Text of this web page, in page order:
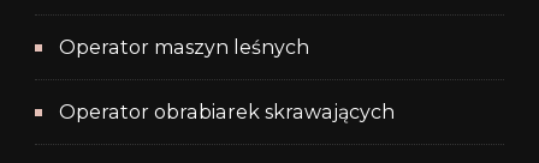
Operator maszyn leśnych
Operator obrabiarek skrawających